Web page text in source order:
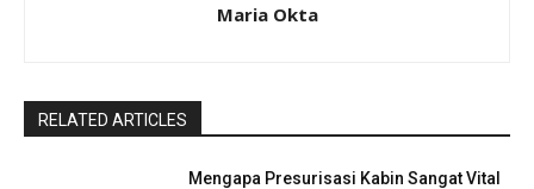
Maria Okta
RELATED ARTICLES
Mengapa Presurisasi Kabin Sangat Vital